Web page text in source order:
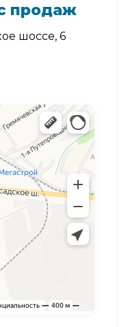
продаж
шоссе, 6